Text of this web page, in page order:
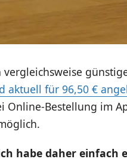
aktuell für 96,50 €
Online-Bestellung im
habe daher einfach